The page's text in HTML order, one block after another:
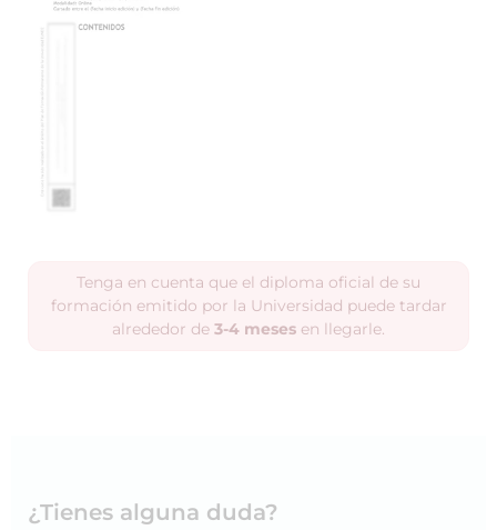
Tenga en cuenta que el diploma oficial de su
formación emitido por la Universidad puede tardar
alrededor de 3-4 meses en llegarle.
¿Tienes alguna duda?